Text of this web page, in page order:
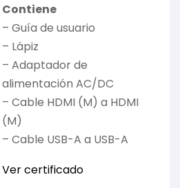
Contiene
– Guía de usuario
– Lápiz
– Adaptador de
alimentación AC/DC
– Cable HDMI (M) a HDMI
(M)
– Cable USB-A a USB-A
Ver certificado